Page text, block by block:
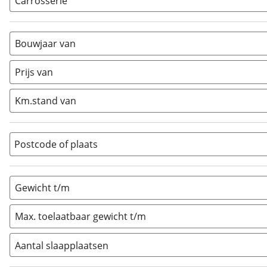
Alkoof (1)
Busmodel
Caravan (0)
Half-integraal
Integraal (0)
Opzetunit (0
Vouwwagen (0)
Bouwjaar van
Prijs van
Km.stand van
Postcode of plaats
Gewicht t/m
Max. toelaatbaar gewicht t/m
Aantal slaapplaatsen
1 (0)